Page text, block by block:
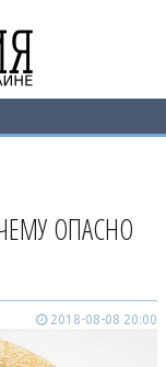
ОПАСНО
2018-08-08 20:00